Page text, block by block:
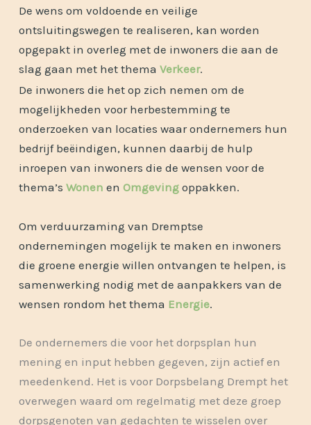
De wens om voldoende en veilige
ontsluitingswegen te realiseren, kan worden
opgepakt in overleg met de inwoners die aan de
slag gaan met het thema Verkeer.
De inwoners die het op zich nemen om de
mogelijkheden voor herbestemming te
onderzoeken van locaties waar ondernemers hun
bedrijf beëindigen, kunnen daarbij de hulp
inroepen van inwoners die de wensen voor de
thema’s Wonen en Omgevingoppakken.
Om verduurzaming van Dremptse
ondernemingen mogelijk te maken en inwoners
die groene energie willen ontvangen te helpen, is
samenwerking nodig met de aanpakkers van de
wensen rondom het thema Energie.
De ondernemers die voor het dorpsplan hun
mening en input hebben gegeven, zijn actief en
meedenkend. Het is voor Dorpsbelang Drempt het
overwegen waard om regelmatig met deze groep
dorpsgenoten van gedachten te wisselen over